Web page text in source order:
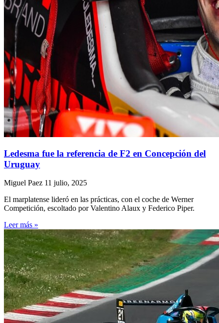
Ledesma fue la referencia de F2 en Concepción del
Uruguay
Miguel Paez 11 julio, 2025
El marplatense lideró en las prácticas, con el coche de Werner
Competición, escoltado por Valentino Alaux y Federico Piper.
Leer más »